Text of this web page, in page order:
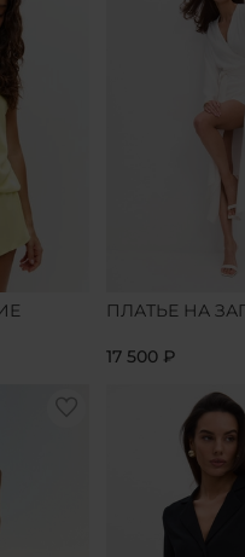
ПЛАТЬЕ НА
17 500 ₽